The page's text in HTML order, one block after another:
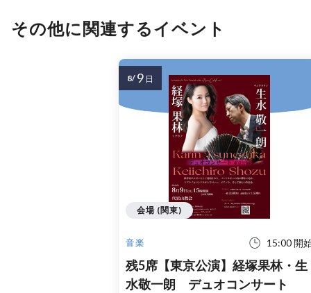
その他に関連するイベント
音楽 15:00 開
残5席【東京公演】経塚果林・生
水敬一朗 デュオコンサート
会場 (関東)
8/ 9 日